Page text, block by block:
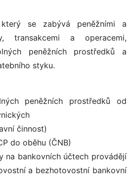
se zabývá peněžními a
transakcemi a operacemi,
peněžních prostředků a
styku.
peněžních prostředků od
činnost)
do oběhu (ČNB)
na bankovních účtech provádějí
a bezhotovostní bankovní